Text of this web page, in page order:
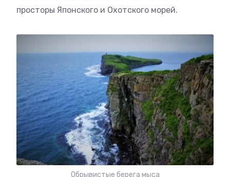
просторы Японского и Охотского морей.
Обрывистые берега мыса